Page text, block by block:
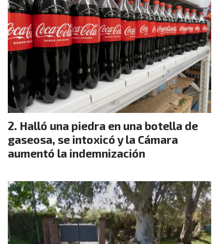
Halló una piedra en una botella de
gaseosa, se intoxicó y la Cámara
aumentó la indemnización